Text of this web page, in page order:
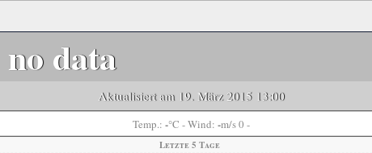
no data
Aktualisiert am 19. März 2015 13:00
Temp.: -°C - Wind: -m/s 0 -
Letzte 5 Tage